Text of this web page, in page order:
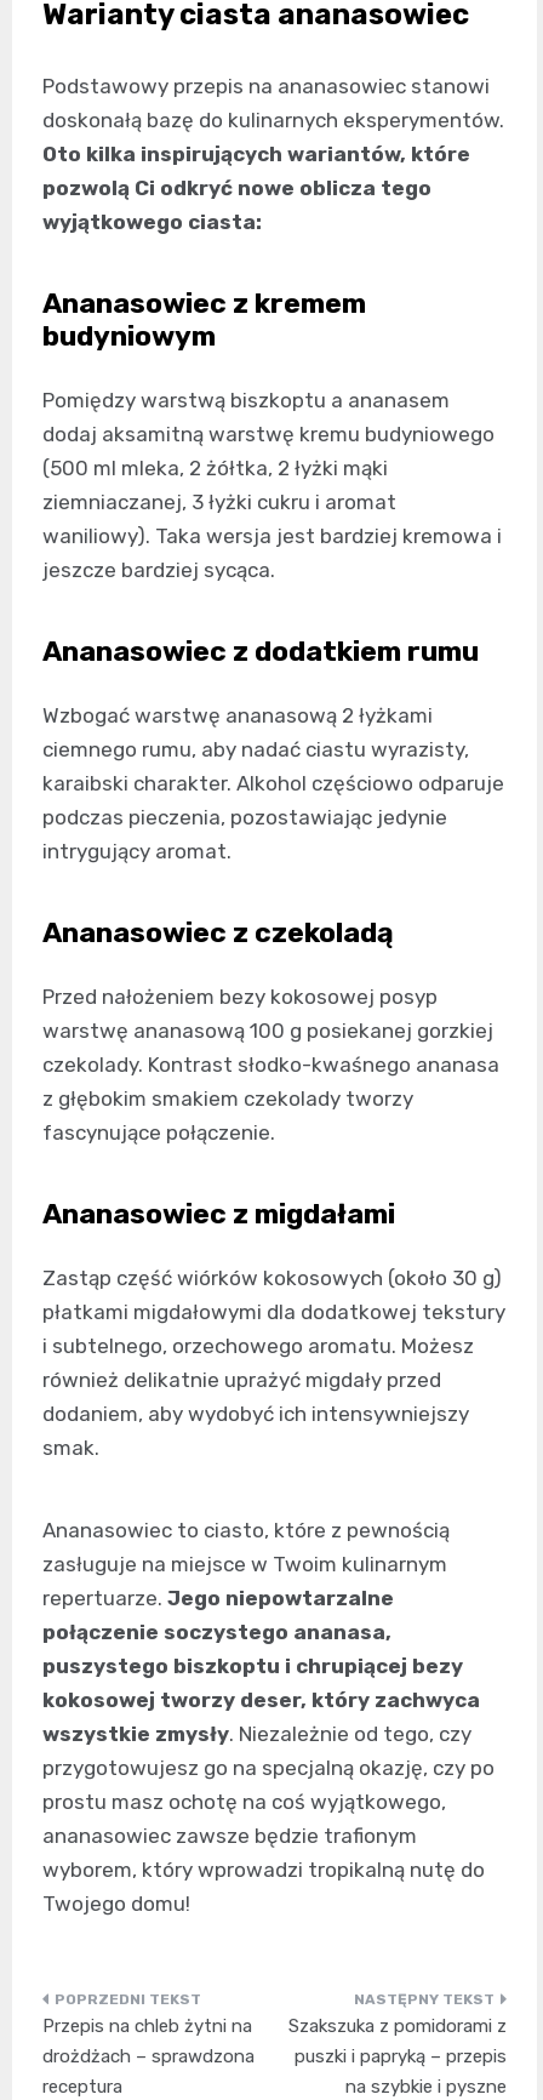
Warianty ciasta ananasowiec
Podstawowy przepis na ananasowiec stanowi
doskonałą bazę do kulinarnych eksperymentów.
Oto kilka inspirujących wariantów, które
pozwolą Ci odkryć nowe oblicza tego
wyjątkowego ciasta:
Ananasowiec z kremem
budyniowym
Pomiędzy warstwą biszkoptu a ananasem
dodaj aksamitną warstwę kremu budyniowego
(500 ml mleka, 2 żółtka, 2 łyżki mąki
ziemniaczanej, 3 łyżki cukru i aromat
waniliowy). Taka wersja jest bardziej kremowa i
jeszcze bardziej sycąca.
Ananasowiec z dodatkiem rumu
Wzbogać warstwę ananasową 2 łyżkami
ciemnego rumu, aby nadać ciastu wyrazisty,
karaibski charakter. Alkohol częściowo odparuje
podczas pieczenia, pozostawiając jedynie
intrygujący aromat.
Ananasowiec z czekoladą
Przed nałożeniem bezy kokosowej posyp
warstwę ananasową 100 g posiekanej gorzkiej
czekolady. Kontrast słodko-kwaśnego ananasa
z głębokim smakiem czekolady tworzy
fascynujące połączenie.
Ananasowiec z migdałami
Zastąp część wiórków kokosowych (około 30 g)
płatkami migdałowymi dla dodatkowej tekstury
i subtelnego, orzechowego aromatu. Możesz
również delikatnie uprażyć migdały przed
dodaniem, aby wydobyć ich intensywniejszy
smak.
Ananasowiec to ciasto, które z pewnością
zasługuje na miejsce w Twoim kulinarnym
repertuarze. Jego niepowtarzalne
połączenie soczystego ananasa,
puszystego biszkoptu i chrupiącej bezy
kokosowej tworzy deser, który zachwyca
wszystkie zmysły. Niezależnie od tego, czy
przygotowujesz go na specjalną okazję, czy po
prostu masz ochotę na coś wyjątkowego,
ananasowiec zawsze będzie trafionym
wyborem, który wprowadzi tropikalną nutę do
Twojego domu!
Nawigacja
wpisu
Przepis na chleb żytni na
drożdżach – sprawdzona
receptura
Szakszuka z pomidorami z
puszki i papryką – przepis
na szybkie i pyszne